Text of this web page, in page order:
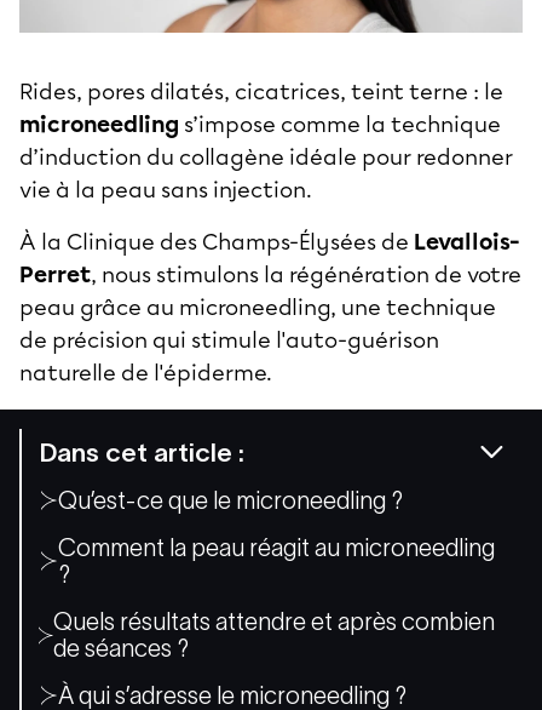
Dans cet article :
Qu’est-ce que le microneedling ?
Comment la peau réagit au microneedling
?
Quels résultats attendre et après combien
de séances ?
À qui s’adresse le microneedling ?
Rides, pores dilatés, cicatrices, teint terne : le
microneedling s’impose comme la technique
d’induction du collagène idéale pour redonner
vie à la peau sans injection.
À la Clinique des Champs-Élysées de Levallois-
Perret, nous stimulons la régénération de votre
peau grâce au microneedling, une technique
de précision qui stimule l'auto-guérison
naturelle de l'épiderme.